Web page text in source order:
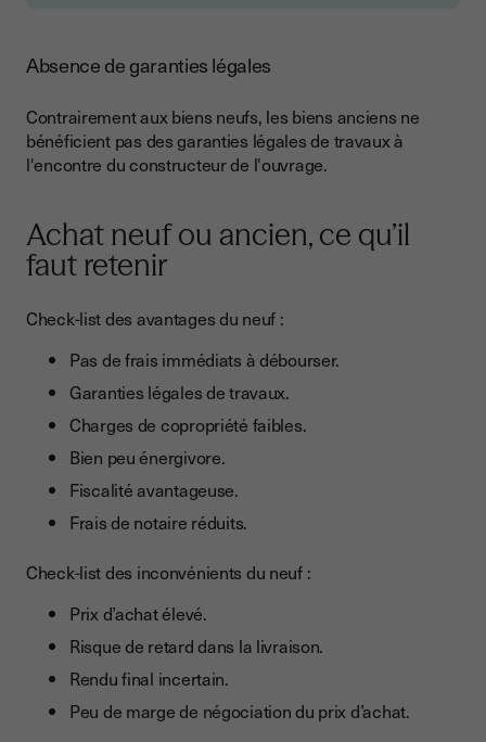
Absence de garanties légales
Contrairement aux biens neufs, les biens anciens ne
bénéficient pas des garanties légales de travaux à
l'encontre du constructeur de l'ouvrage.
Achat neuf ou ancien, ce qu’il
faut retenir
Check-list des avantages du neuf :
Pas de frais immédiats à débourser.
Garanties légales de travaux.
Charges de copropriété faibles.
Bien peu énergivore.
Fiscalité avantageuse.
Frais de notaire réduits.
Check-list des inconvénients du neuf :
Prix d’achat élevé.
Risque de retard dans la livraison.
Rendu final incertain.
Peu de marge de négociation du prix d’achat.